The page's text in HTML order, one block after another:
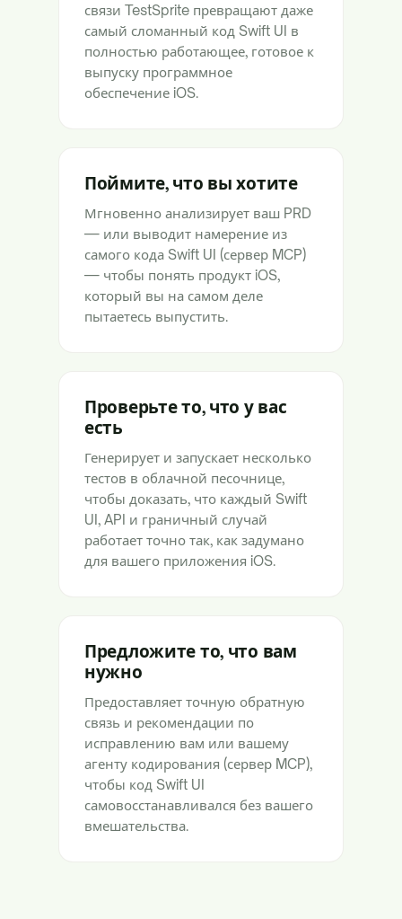
связи TestSprite превращают даже
самый сломанный код Swift UI в
полностью работающее, готовое к
выпуску программное
обеспечение iOS.
Поймите, что вы хотите
Мгновенно анализирует ваш PRD
— или выводит намерение из
самого кода Swift UI (сервер MCP)
— чтобы понять продукт iOS,
который вы на самом деле
пытаетесь выпустить.
Проверьте то, что у вас
есть
Генерирует и запускает несколько
тестов в облачной песочнице,
чтобы доказать, что каждый Swift
UI, API и граничный случай
работает точно так, как задумано
для вашего приложения iOS.
Предложите то, что вам
нужно
Предоставляет точную обратную
связь и рекомендации по
исправлению вам или вашему
агенту кодирования (сервер MCP),
чтобы код Swift UI
самовосстанавливался без вашего
вмешательства.